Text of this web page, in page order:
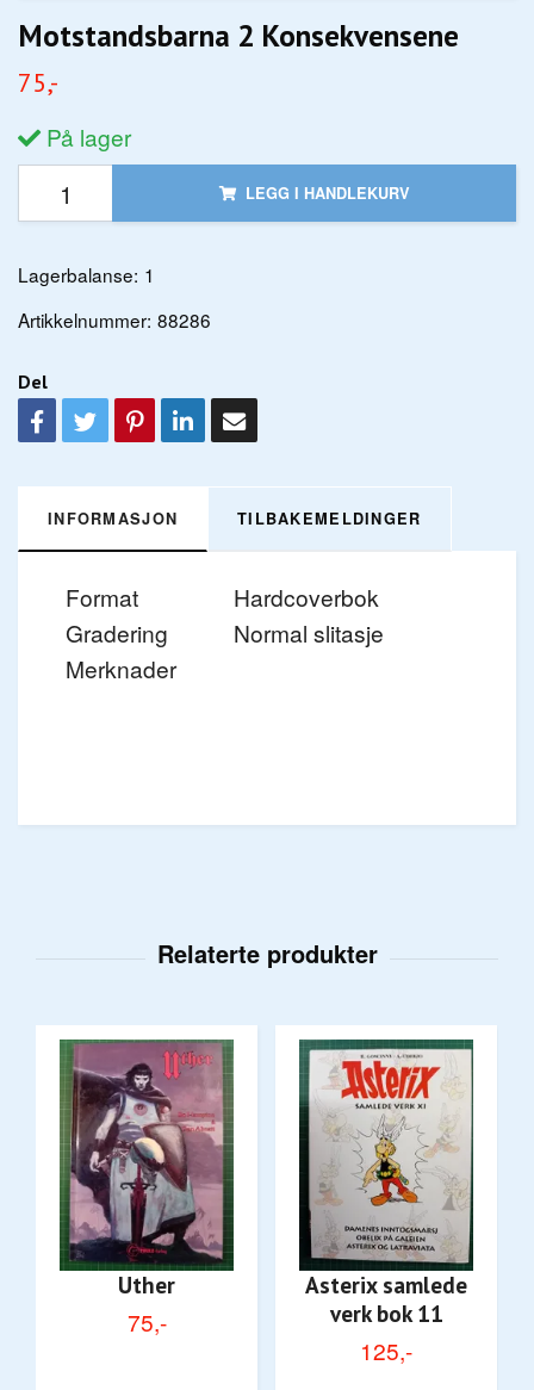
Motstandsbarna 2 Konsekvensene
75,-
På lager
LEGG I HANDLEKURV
Lagerbalanse: 1
Artikkelnummer: 88286
Del
INFORMASJON TILBAKEMELDINGER
Format
Hardcoverbok
Gradering
Normal slitasje
Merknader
Uther
75,-
Asterix samlede
verk bok 11
125,-